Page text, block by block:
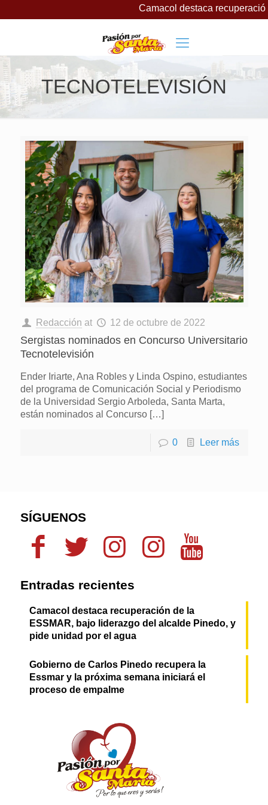
Camacol destaca
TECNOTELEVISIÓN
Redacción at 12 de octubre de 2022
Sergistas nominados en Concurso Universitario
Tecnotelevisión
Ender Iriarte, Ana Robles y Linda Ospino, estudiantes
del programa de Comunicación Social y Periodismo
de la Universidad Sergio Arboleda, Santa Marta,
están nominados al Concurso[…]
0 Leer más
SÍGUENOS
Entradas recientes
Camacol destaca recuperación de la
ESSMAR, bajo liderazgo del alcalde Pinedo, y
pide unidad por el agua
Gobierno de Carlos Pinedo recupera la
Essmar y la próxima semana iniciará el
proceso de empalme